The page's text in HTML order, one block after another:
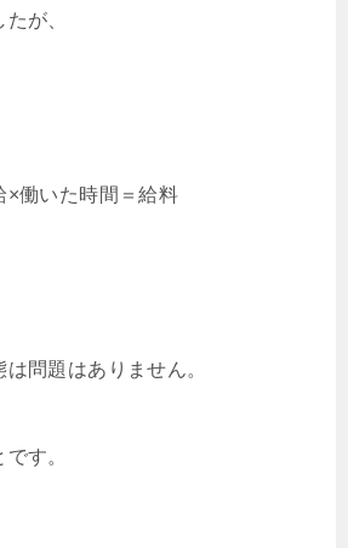
が、
×働いた時間＝給料
問題はありません。
す。